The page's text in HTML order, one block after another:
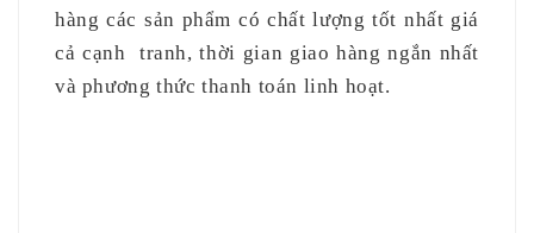
hàng các sản phẩm có chất lượng tốt nhất giá
cả cạnh
tranh, thời gian giao hàng ngắn nhất
và phương thức thanh toán linh hoạt.